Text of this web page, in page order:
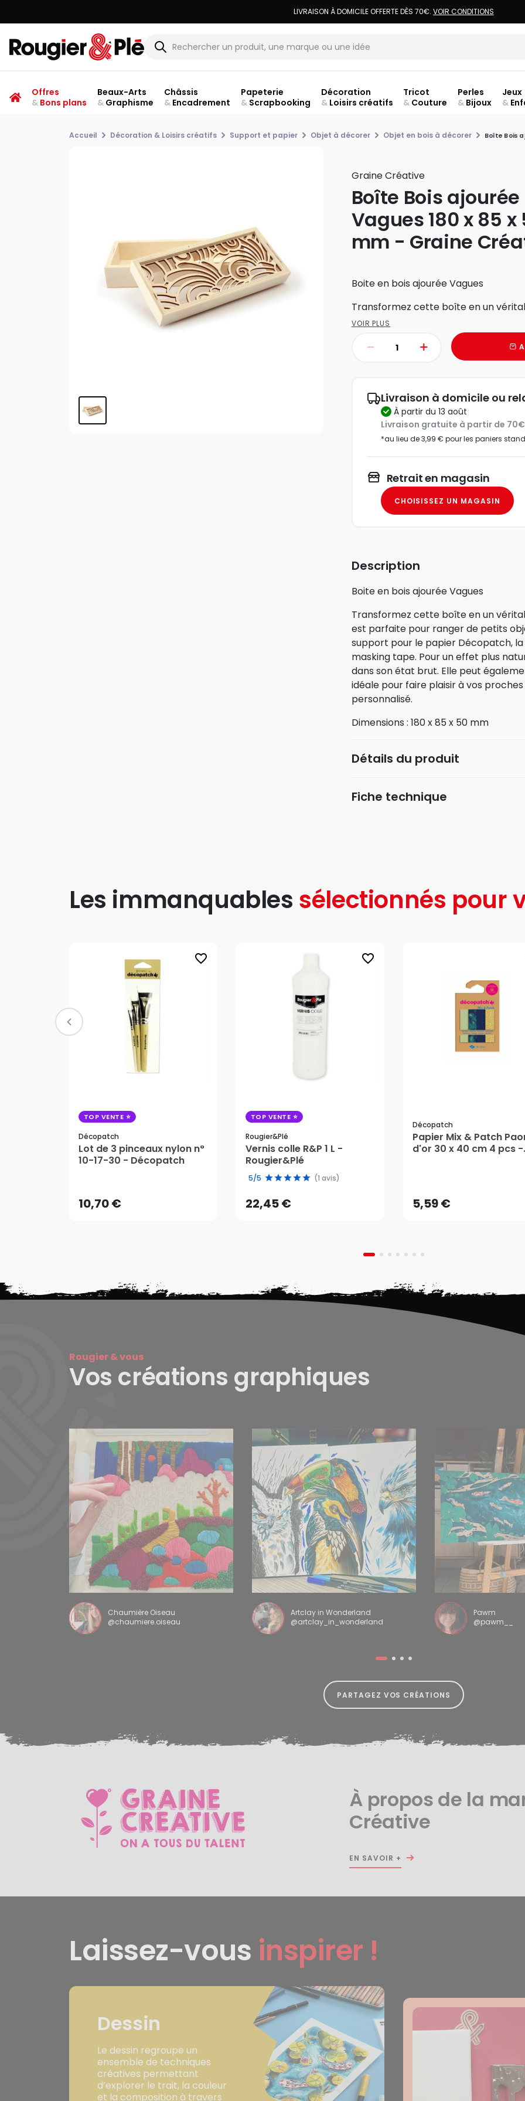
LIVRAISON À DOMICILE OFFERTE DÈS 70€. VOIR CONDITIONS
Offres
&Bons plans
Beaux-Arts
&Graphisme
Châssis
&Encadrement
Papeterie
&Scrapbooking
Décoration
&Loisirs créatifs
Tricot
& Couture
Perles
& Bijoux
Jeux
&
Accueil Décoration & Loisirs créatifs Support et papier Objet à décorer Objet en bois à décorer Boîte Bois
Graine Créative
Boîte Bois ajourée
Vagues 180 x 85 x
mm - Graine
Boite en bois ajourée Vagues
Transformez cette boîte en un
VOIR PLUS
Livraison à domicile ou
à partir du 13 août
Livraison gratuite à partir de
*au lieu de 3,99 € pour les paniers
Retrait en magasin
CHOISISSEZ UN MAGASIN
Description
Boite en bois ajourée Vagues
Transformez cette boîte en un
est parfaite pour ranger de petits
support pour le papier Décopatch,
masking tape. Pour un effet plus
dans son état brut. Elle peut
idéale pour faire plaisir à vos
personnalisé.
Dimensions : 180 x 85 x 50 mm
Détails du produit
Fiche technique
Les immanquables sélectionnés pour
favorite_border
TOP VENTE
Décopatch
Lot de 3 pinceaux nylon n°
10-17-30 - Décopatch
10,70 €
10,70 €
AJOUTER AU PANIER
favorite_border
TOP VENTE
Rougier&plé
Vernis colle R&P 1 L -
Rougier&Plé
5/5 (1 avis)
22,45 €
22,45 €
Décopatch
Papier Mix & Patch
d'or 30 x 40 cm 4 pcs -
5,59 €AJOUTER AU PANIER
Rougier & vous
Vos créations graphiques
Chaumière Oiseau
@chaumiere.oiseau
Artclay in Wonderland
@artclay_in_wonderland
Pawm
@pawm__
PARTAGEZ VOS CRÉATIONS
À propos de la
Créative
EN SAVOIR +
Laissez-vous inspirer !
Dessin
Le dessin regroupe un
ensemble de techniques
créatives permettant
d’explorer le trait, la couleur
et la composition à travers